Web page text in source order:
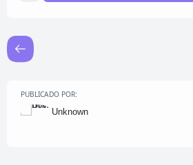
PUBLICADO POR:
Unknown